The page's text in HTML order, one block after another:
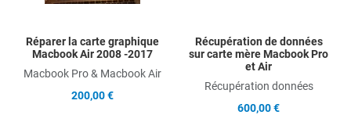
Réparer la carte graphique
Macbook Air 2008 -2017
Macbook Pro & Macbook Air
200,00 €
Récupération de données
sur carte mère Macbook Pro
et Air
Récupération données
600,00 €